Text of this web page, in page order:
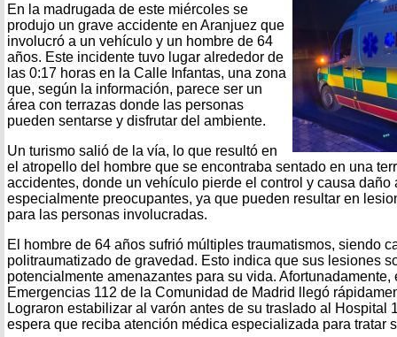
En la madrugada de este miércoles se
produjo un grave accidente en Aranjuez que
involucró a un vehículo y un hombre de 64
años. Este incidente tuvo lugar alrededor de
las 0:17 horas en la Calle Infantas, una zona
que, según la información, parece ser un
área con terrazas donde las personas
pueden sentarse y disfrutar del ambiente.
Un turismo salió de la vía, lo que resultó en
el atropello del hombre que se encontraba sentado en una
accidentes, donde un vehículo pierde el control y causa daño
especialmente preocupantes, ya que pueden resultar en
para las personas involucradas.
El hombre de 64 años sufrió múltiples traumatismos, siendo
politraumatizado de gravedad. Esto indica que sus lesiones
potencialmente amenazantes para su vida.
Emergencias 112 de la Comunidad de Madrid llegó
Lograron estabilizar al varón antes de su traslado al Hospital
espera que reciba atención médica especializada para tratar